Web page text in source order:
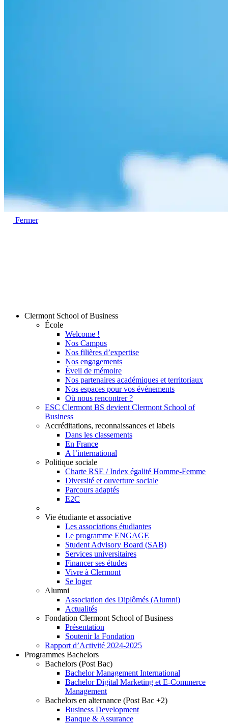
Fermer
Clermont School of Business
École
Welcome !
Nos Campus
Nos filières d’expertise
Nos engagements
Éveil de mémoire
Nos partenaires académiques et territoriaux
Nos espaces pour vos événements
Où nous rencontrer ?
ESC Clermont BS devient Clermont School of
Business
Accréditations, reconnaissances et labels
Dans les classements
En France
A l’international
Politique sociale
Charte RSE / Index égalité Homme-Femme
Diversité et ouverture sociale
Parcours adaptés
E2C
Vie étudiante et associative
Les associations étudiantes
Le programme ENGAGE
Student Advisory Board (SAB)
Services universitaires
Financer ses études
Vivre à Clermont
Se loger
Alumni
Association des Diplômés (Alumni)
Actualités
Fondation Clermont School of Business
Présentation
Soutenir la Fondation
Rapport d’Activité 2024-2025
Programmes Bachelors
Bachelors (Post Bac)
Bachelor Management International
Bachelor Digital Marketing et E-Commerce
Management
Bachelors en alternance (Post Bac +2)
Business Development
Banque & Assurance